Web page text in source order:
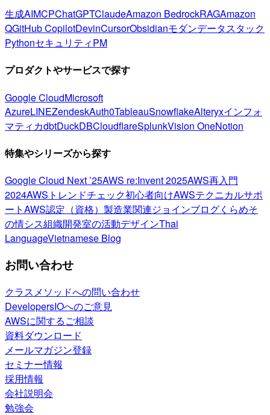
生成AIMCPChatGPTClaudeAmazon BedrockRAGAmazon
QGitHub CopilotDevinCursorObsidianモダンデータスタック
PythonセキュリティPM
プロダクトやサービスで探す
Google CloudMicrosoft
AzureLINEZendeskAuth0TableauSnowflakeAlteryxインフォ
マティカdbtDuckDBCloudflareSplunkVision OneNotion
特集やシリーズから探す
Google Cloud Next ’25AWS re:Invent 2025AWS再入門
2024AWSトレンドチェック初心者向けAWSテクニカルサポ
ートAWS認定（資格） 製造業関連ジョインブログくらめそ
の情シス組織開発室の活動デザインThai
LanguageVietnamese Blog
お問い合わせ
クラスメソッドへの問い合わせ
DevelopersIOへのご意見
AWSに関するご相談
資料ダウンロード
メールマガジン登録
セミナー情報
採用情報
会社説明会
勉強会